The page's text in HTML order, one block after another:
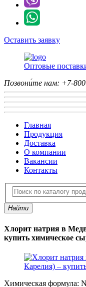
Оставить заявку
Оптовые
Позвони́те нам: +7-
Главная
Продукция
Доставка
О компании
Вакансии
Контакты
Найти
Хлорит натрия в
купить химическое
Химическая формула: